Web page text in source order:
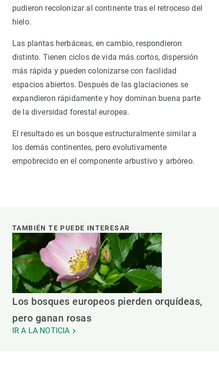
pudieron recolonizar al continente tras el retroceso del
hielo.
Las plantas herbáceas, en cambio, respondieron
distinto. Tienen ciclos de vida más cortos, dispersión
más rápida y pueden colonizarse con facilidad
espacios abiertos. Después de las glaciaciones se
expandieron rápidamente y hoy dominan buena parte
de la diversidad forestal europea.
El resultado es un bosque estructuralmente similar a
los demás continentes, pero evolutivamente
empobrecido en el componente arbustivo y arbóreo.
TAMBIÉN TE PUEDE INTERESAR
Los bosques europeos pierden orquídeas,
pero ganan rosas
IR A LA NOTICIA